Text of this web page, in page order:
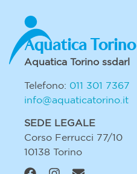
Aquatica Torino
Aquatica Torino ssdarl
Telefono: 011 301 7367
info@aquaticatorino.it
SEDE LEGALE
Corso Ferrucci 77/10
10138 Torino